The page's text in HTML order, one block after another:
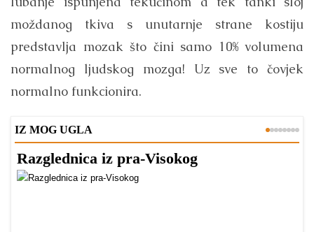
moždanog tkiva s unutarnje strane kostiju
predstavlja mozak što čini samo 10% volumena
normalnog ljudskog mozga! Uz sve to čovjek
normalno funkcionira.
IZ MOG UGLA
Razglednica iz pra-Visokog